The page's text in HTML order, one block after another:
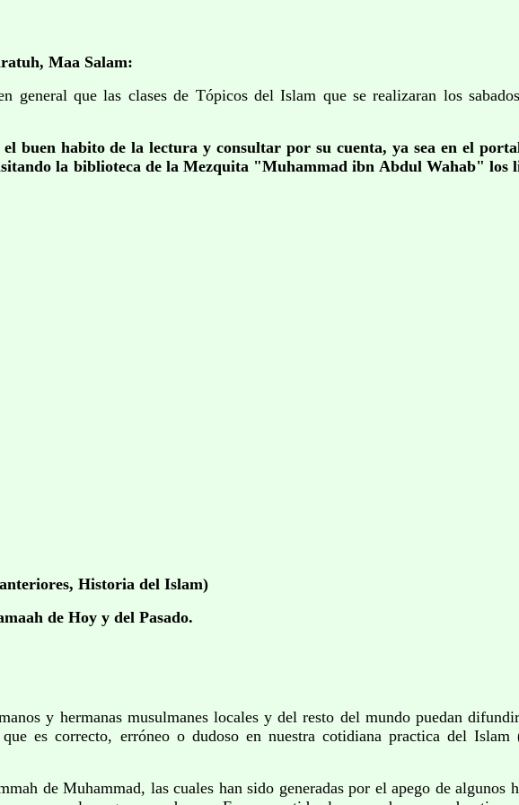
Maa Salam:
que las clases de Tópicos del Islam que se realizaran los
el buen habito de la lectura y consultar por su cuenta, ya sea en el
la biblioteca de la Mezquita "Muhammad ibn Abdul Wahab" los
Historia del Islam)
de Hoy y del Pasado.
y hermanas musulmanes locales y del resto del mundo puedan
es correcto, erróneo o dudoso en nuestra cotidiana practica del Islam
de Muhammad, las cuales han sido generadas por el apego de algunos